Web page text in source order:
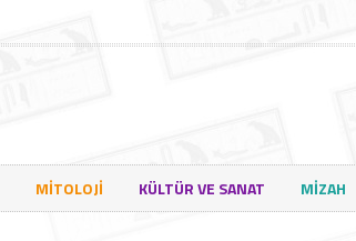
MITOLOJI KÜLTÜR VE SANAT MIZAH